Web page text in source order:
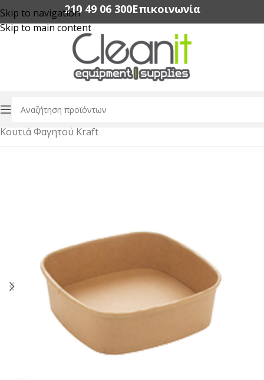
Skip to navigation
Skip to main content
210 49 06 300‬Επικοινωνία
Αρχική σελίδα/Συσκευασία Τροφίμων
Κουτιά Φαγητού Kraft